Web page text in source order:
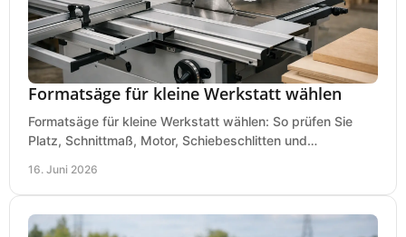
Formatsäge für kleine Werkstatt wählen
Formatsäge für kleine Werkstatt wählen: So prüfen Sie
Platz, Schnittmaß, Motor, Schiebeschlitten und
16. Juni 2026